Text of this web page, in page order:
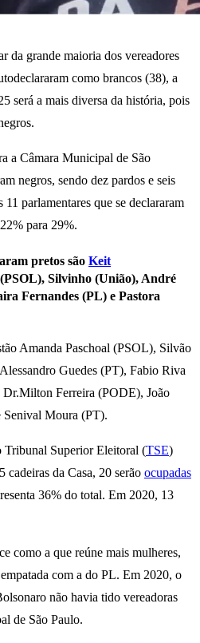
da grande maioria dos vereadores
como brancos (38), a
será a mais diversa da história, pois
a Câmara Municipal de São
negros, sendo dez pardos e seis
parlamentares que se declararam
para 29%.
pretos são Keit
(PSOL), Silvinho (União), André
Fernandes (PL) e Pastora
Amanda Paschoal (PSOL), Silvão
Guedes (PT), Fabio Riva
Ferreira (PODE), João
Moura (PT).
Tribunal Superior Eleitoral (TSE)
cadeiras da Casa, 20 serão ocupadas
36% do total. Em 2020, 13
como a que reúne mais mulheres,
com a do PL. Em 2020, o
não havia tido vereadoras
de São Paulo.